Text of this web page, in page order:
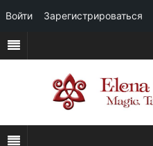
Войти Зарегистрироваться